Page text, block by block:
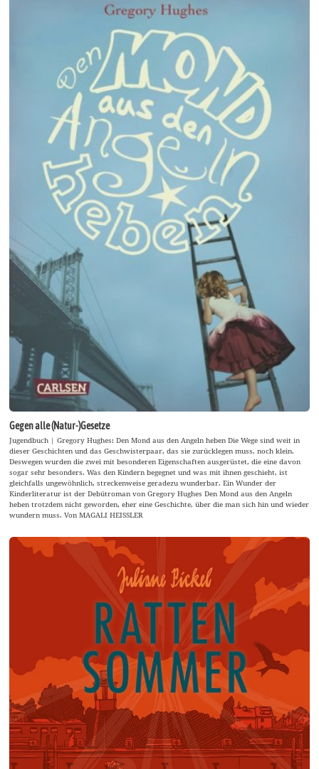
Gegen alle (Natur-)Gesetze
Jugendbuch | Gregory Hughes: Den Mond aus den Angeln heben Die Wege sind weit in
dieser Geschichten und das Geschwisterpaar, das sie zurücklegen muss, noch klein.
Deswegen wurden die zwei mit besonderen Eigenschaften ausgerüstet, die eine davon
sogar sehr besonders. Was den Kindern begegnet und was mit ihnen geschieht, ist
gleichfalls ungewöhnlich, streckenweise geradezu wunderbar. Ein Wunder der
Kinderliteratur ist der Debütroman von Gregory Hughes Den Mond aus den Angeln
heben trotzdem nicht geworden, eher eine Geschichte, über die man sich hin und wieder
wundern muss. Von MAGALI HEISSLER